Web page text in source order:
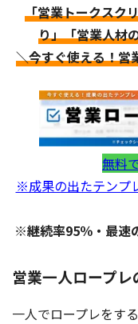
「営業トークスク
り」「営業人材
＼今すぐ使える！営
無料
※成果の出たテンプ
※継続率95％・最速
営業一人ロープ
一人でロープレをす